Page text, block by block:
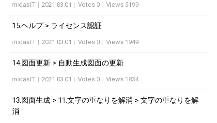
midasIT | 2021.03.01 | Votes 0 | Views 5199
15.ヘルプ > ライセンス認証
midasIT | 2021.03.01 | Votes 0 | Views 1949
14.図面更新 > 自動生成図面の更新
midasIT | 2021.03.01 | Votes 0 | Views 1834
13.図面生成 > 11.文字の重なりを解消 > 文字の重なりを解
消